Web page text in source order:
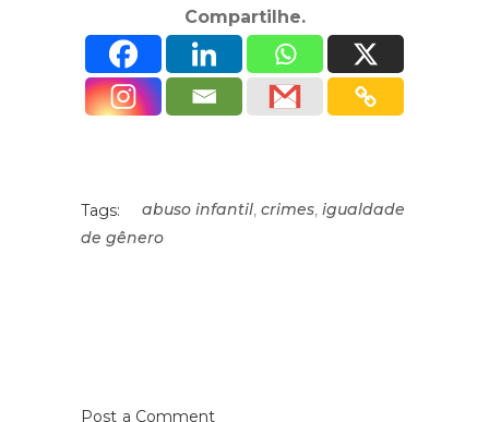
Compartilhe.
Tags: abuso infantil, crimes, igualdade
de gênero
Post a Comment